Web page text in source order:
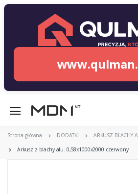
Strona główna DODATKI ARKUSZ BLACHY
Arkusz z blachy alu. 0,58x1000x2000 czerwony